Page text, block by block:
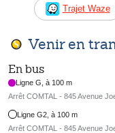
Trajet Waze
Venir en
En bus
Ligne G, à 100 m
Arrêt COMTAL - 845 Avenue
Ligne G2, à 100 m
Arrêt COMTAL - 845 Avenue